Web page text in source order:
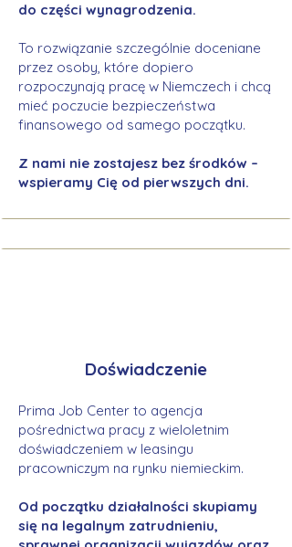
do części wynagrodzenia.
To rozwiązanie szczególnie doceniane
przez osoby, które dopiero
rozpoczynają pracę w Niemczech i chcą
mieć poczucie bezpieczeństwa
finansowego od samego początku.
Z nami nie zostajesz bez środków –
wspieramy Cię od pierwszych dni.
Doświadczenie
Prima Job Center to agencja
pośrednictwa pracy z wieloletnim
doświadczeniem w leasingu
pracowniczym na rynku niemieckim.
Od początku działalności skupiamy
się na legalnym zatrudnieniu,